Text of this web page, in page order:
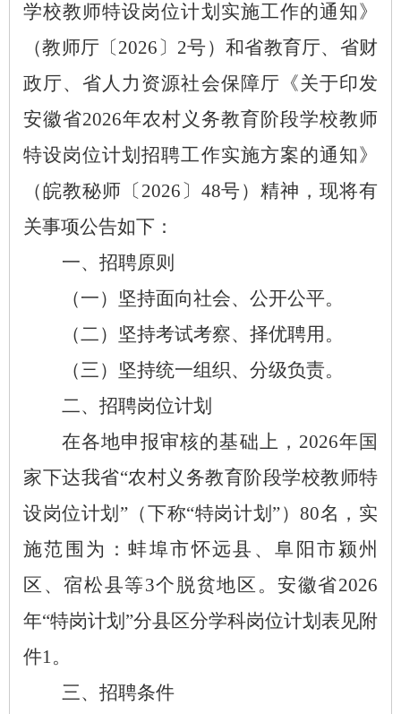
学校教师特设岗位计划实施工作的通知》
（教师厅〔2026〕2号）和省教育厅、省财
政厅、省人力资源社会保障厅《关于印发
安徽省2026年农村义务教育阶段学校教师
特设岗位计划招聘工作实施方案的通知》
（皖教秘师〔2026〕48号）精神，现将有
关事项公告如下：
一、招聘原则
（一）坚持面向社会、公开公平。
（二）坚持考试考察、择优聘用。
（三）坚持统一组织、分级负责。
二、招聘岗位计划
在各地申报审核的基础上， 2026年国
家下达我省“农村义务教育阶段学校教师特
设岗位计划”（下称“特岗计划”）80名，实
施范围为：蚌埠市怀远县、阜阳市颍州
区、宿松县等3个脱贫地区。安徽省2026
年“特岗计划”分县区分学科岗位计划表见附
件1。
三、招聘条件